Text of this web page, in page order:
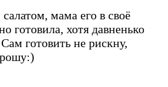
мама его в своё
готовила, хотя давненько
готовить не рискну,